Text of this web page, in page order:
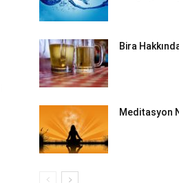
Bira
Meditasyon